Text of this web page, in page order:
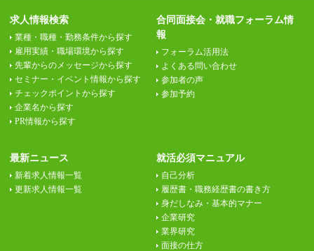
求人情報検索
業種・職種・勤務条件から探す
雇用実績・職場環境から探す
先輩からのメッセージから探す
セミナー・イベント情報から探す
チェックポイントから探す
企業名から探す
PR情報から探す
合同面接会・就職フォーラム情
報
フォーラム活用法
よくある問い合わせ
参加者の声
参加予約
最新ニュース
新着求人情報一覧
更新求人情報一覧
就活必須マニュアル
自己分析
履歴書・職務経歴書の書き方
身だしなみ・基本的マナー
企業研究
業界研究
面接の仕方